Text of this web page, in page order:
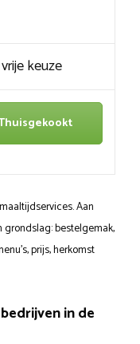
keuze
Aan
bestelgemak,
prijs, herkomst
in de